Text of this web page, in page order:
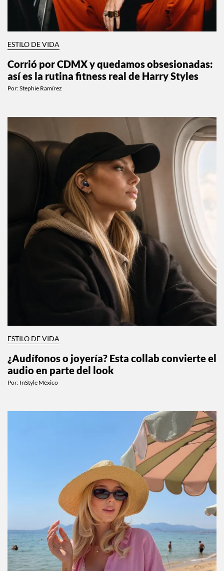
ESTILO DE VIDA
Corrió por CDMX y quedamos obsesionadas:
así es la rutina fitness real de Harry Styles
Por:Stephie Ramírez
ESTILO DE VIDA
¿Audífonos o joyería? Esta collab convierte el
audio en parte del look
Por: InStyle México